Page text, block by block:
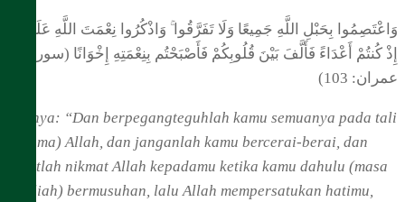
وَاعْتَصِمُوا بِحَبْلِ اللَّهِ جَمِيعًا وَلَا تَفَرَّقُوا ۚ وَاذْكُرُوا نِعْمَتَ اللَّهِ عَلَيْكُمْ
إِذْ كُنتُمْ أَعْدَاءً فَأَلَّفَ بَيْنَ قُلُوبِكُمْ فَأَصْبَحْتُم بِنِعْمَتِهِ إِخْوَانًا (سورة آل
عمران: 103)
Artinya: “Dan berpegangteguhlah kamu semuanya pada tali
(agama) Allah, dan janganlah kamu bercerai-berai, dan
ingatlah nikmat Allah kepadamu ketika kamu dahulu (masa
jahiliah) bermusuhan, lalu Allah mempersatukan hatimu,